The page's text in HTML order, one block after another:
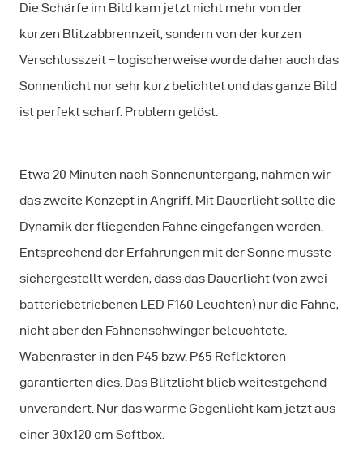
Die Schärfe im Bild kam jetzt nicht mehr von der
kurzen Blitzabbrennzeit, sondern von der kurzen
Verschlusszeit – logischerweise wurde daher auch das
Sonnenlicht nur sehr kurz belichtet und das ganze Bild
ist perfekt scharf. Problem gelöst.
Etwa 20 Minuten nach Sonnenuntergang, nahmen wir
das zweite Konzept in Angriff. Mit Dauerlicht sollte die
Dynamik der fliegenden Fahne eingefangen werden.
Entsprechend der Erfahrungen mit der Sonne musste
sichergestellt werden, dass das Dauerlicht (von zwei
batteriebetriebenen LED F160 Leuchten) nur die Fahne,
nicht aber den Fahnenschwinger beleuchtete.
Wabenraster in den P45 bzw. P65 Reflektoren
garantierten dies. Das Blitzlicht blieb weitestgehend
unverändert. Nur das warme Gegenlicht kam jetzt aus
einer 30x120 cm Softbox.